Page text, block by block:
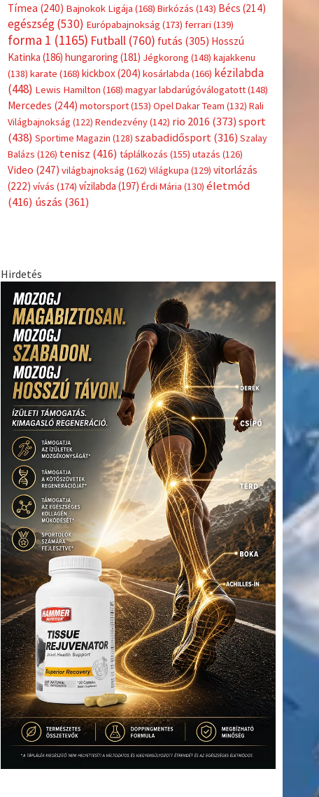
Tímea (240) Bajnokok Ligája (168) Birkózás (143) Bécs (214)
egészség(530) Európabajnokság (173) ferrari (139)
forma 1 (1165) Futball(760) futás (305) Hosszú
Katinka (186) hungaroring (181) Jégkorong (148) kajakkenu
(138) karate (168) kickbox(204) kosárlabda (166) kézilabda
(448) Lewis Hamilton (168) magyar labdarúgóválogatott(148)
Mercedes (244) motorsport(153) Opel Dakar Team (132) Rali
Világbajnokság (122) Rendezvény(142) rio 2016 (373) sport
(438) Sportime Magazin (128) szabadidősport (316) Szalay
Balázs (126) tenisz (416) táplálkozás (155) utazás (126)
Video (247) világbajnokság (162) Világkupa (129) vitorlázás
(222) vívás (174) vízilabda (197) Érdi Mária (130) életmód
(416) úszás (361)
Hirdetés